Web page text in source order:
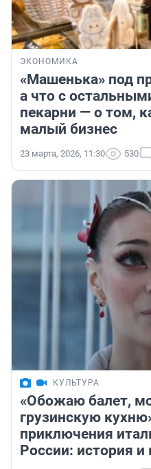
ЭКОНОМИКА
«Машенька» под
а что с
пекарни — о том,
малый бизнес
23 марта, 2026, 11:30 530
КУЛЬТУРА
«Обожаю балет,
грузинскую
приключения
России: история и